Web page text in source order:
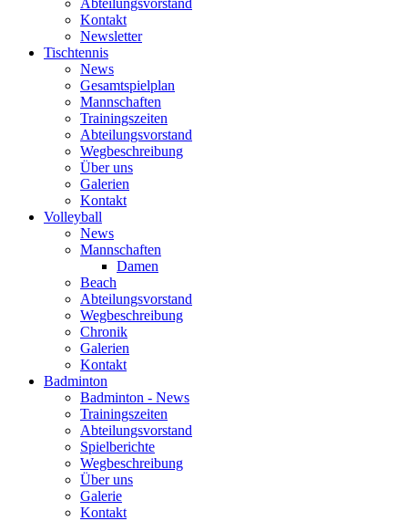
Abteilungsvorstand
Kontakt
Newsletter
Tischtennis
News
Gesamtspielplan
Mannschaften
Trainingszeiten
Abteilungsvorstand
Wegbeschreibung
Über uns
Galerien
Kontakt
Volleyball
News
Mannschaften
Damen
Beach
Abteilungsvorstand
Wegbeschreibung
Chronik
Galerien
Kontakt
Badminton
Badminton - News
Trainingszeiten
Abteilungsvorstand
Spielberichte
Wegbeschreibung
Über uns
Galerie
Kontakt